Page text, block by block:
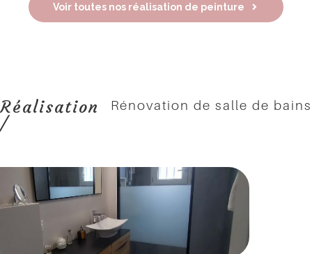
Voir toutes nos réalisation de peinture
Réalisation
/
Rénovation de salle de bains